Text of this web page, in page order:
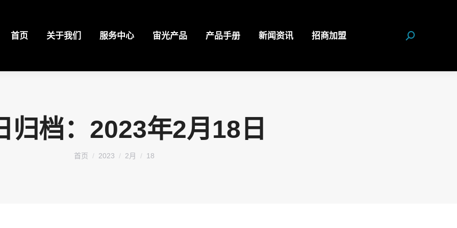
首页 关于我们 服务中心 宙光产品 产品手册 新闻资讯 招商加盟 Search:
归档： 2023年2月18日
您在这里：
首页 2023 2月 18